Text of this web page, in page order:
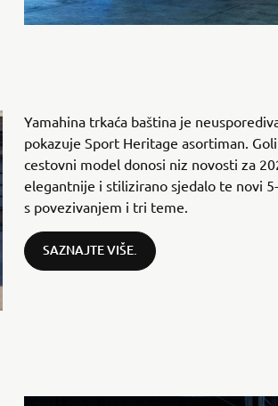
Yamahina trkaća baština je
pokazuje Sport Heritage asortiman.
cestovni model donosi niz novosti za
elegantnije i stilizirano sjedalo te novi
s povezivanjem i tri teme.
SAZNAJTE VIŠE.